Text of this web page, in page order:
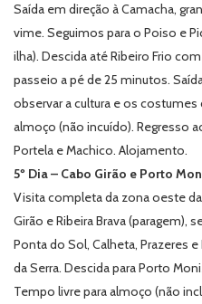
Saída em direção à Camacha,
vime. Seguimos para o Poiso e
ilha). Descida até Ribeiro Frio
passeio a pé de 25 minutos.
observar a cultura e os
almoço (não incuído). Regresso
Portela e Machico. Alojamento.
5º Dia – Cabo Girão e Porto
Visita completa da zona oeste
Girão e Ribeira Brava (paragem),
Ponta do Sol, Calheta, Prazeres
da Serra. Descida para Porto
Tempo livre para almoço (não